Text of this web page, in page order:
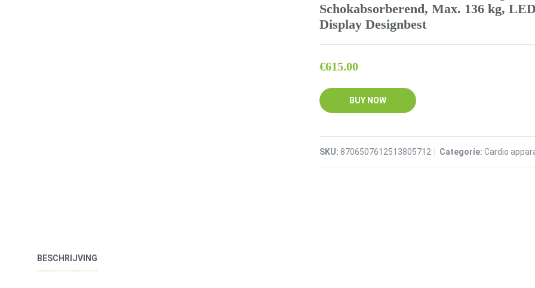
Schokabsorberend, Max. 136 kg,
Display Designbest
€615.00
BUY NOW
SKU: 8706507612513805712 Categorie:Cardio
BESCHRIJVING